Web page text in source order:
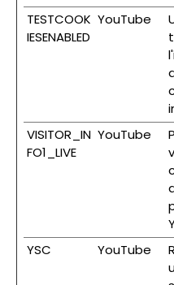
TESTCOOK
IESENABLED
YouTube
VISITOR_IN
FO1_LIVE
YouTube
YSC YouTube